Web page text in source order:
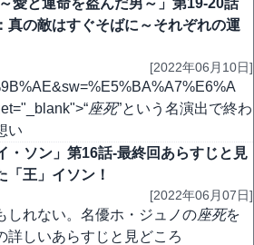
愛と運命を盗んだ男～」第19-20話
真の敵はすぐそばに～それぞれの運
[2022年06月10日]
座死”という名演出で終わ
い
・ソン」第16話-最終回あらすじと見
「王」イソン！
[2022年06月07日]
しれない。名優ホ・ジュノの座死を
詳しいあらすじと見どころ